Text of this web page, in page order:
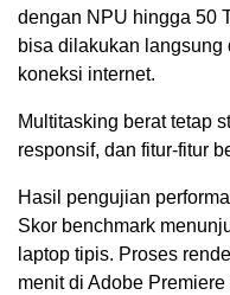
dengan NPU hingga 50
bisa dilakukan langsung
koneksi internet.
Multitasking berat tetap
responsif, dan fitur-fitur
Hasil pengujian
Skor benchmark
laptop tipis. Proses
menit di Adobe